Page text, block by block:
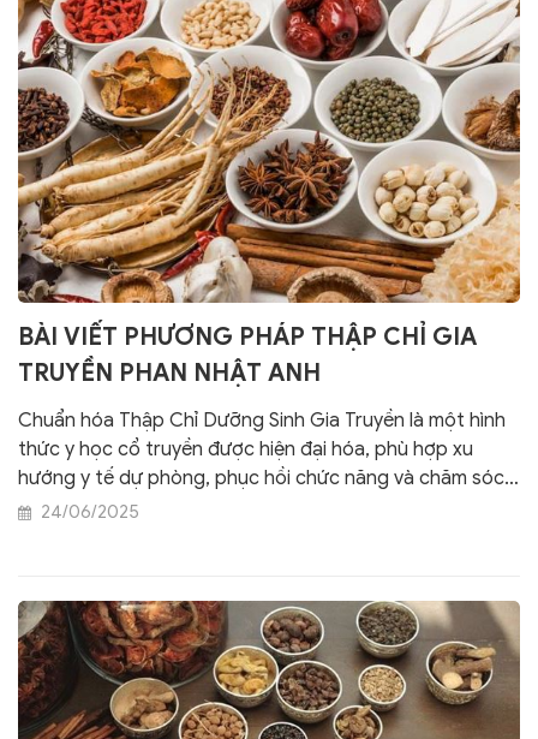
BÀI VIẾT PHƯƠNG PHÁP THẬP CHỈ GIA
TRUYỀN PHAN NHẬT ANH
Chuẩn hóa Thập Chỉ Dưỡng Sinh Gia Truyền là một hình
thức y học cổ truyền được hiện đại hóa, phù hợp xu
hướng y tế dự phòng, phục hồi chức năng và chăm sóc
chủ động. Phương pháp này xứng đáng được ghi nhận,
24/06/2025